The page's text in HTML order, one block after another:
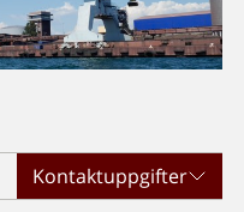
Kontaktuppgifter